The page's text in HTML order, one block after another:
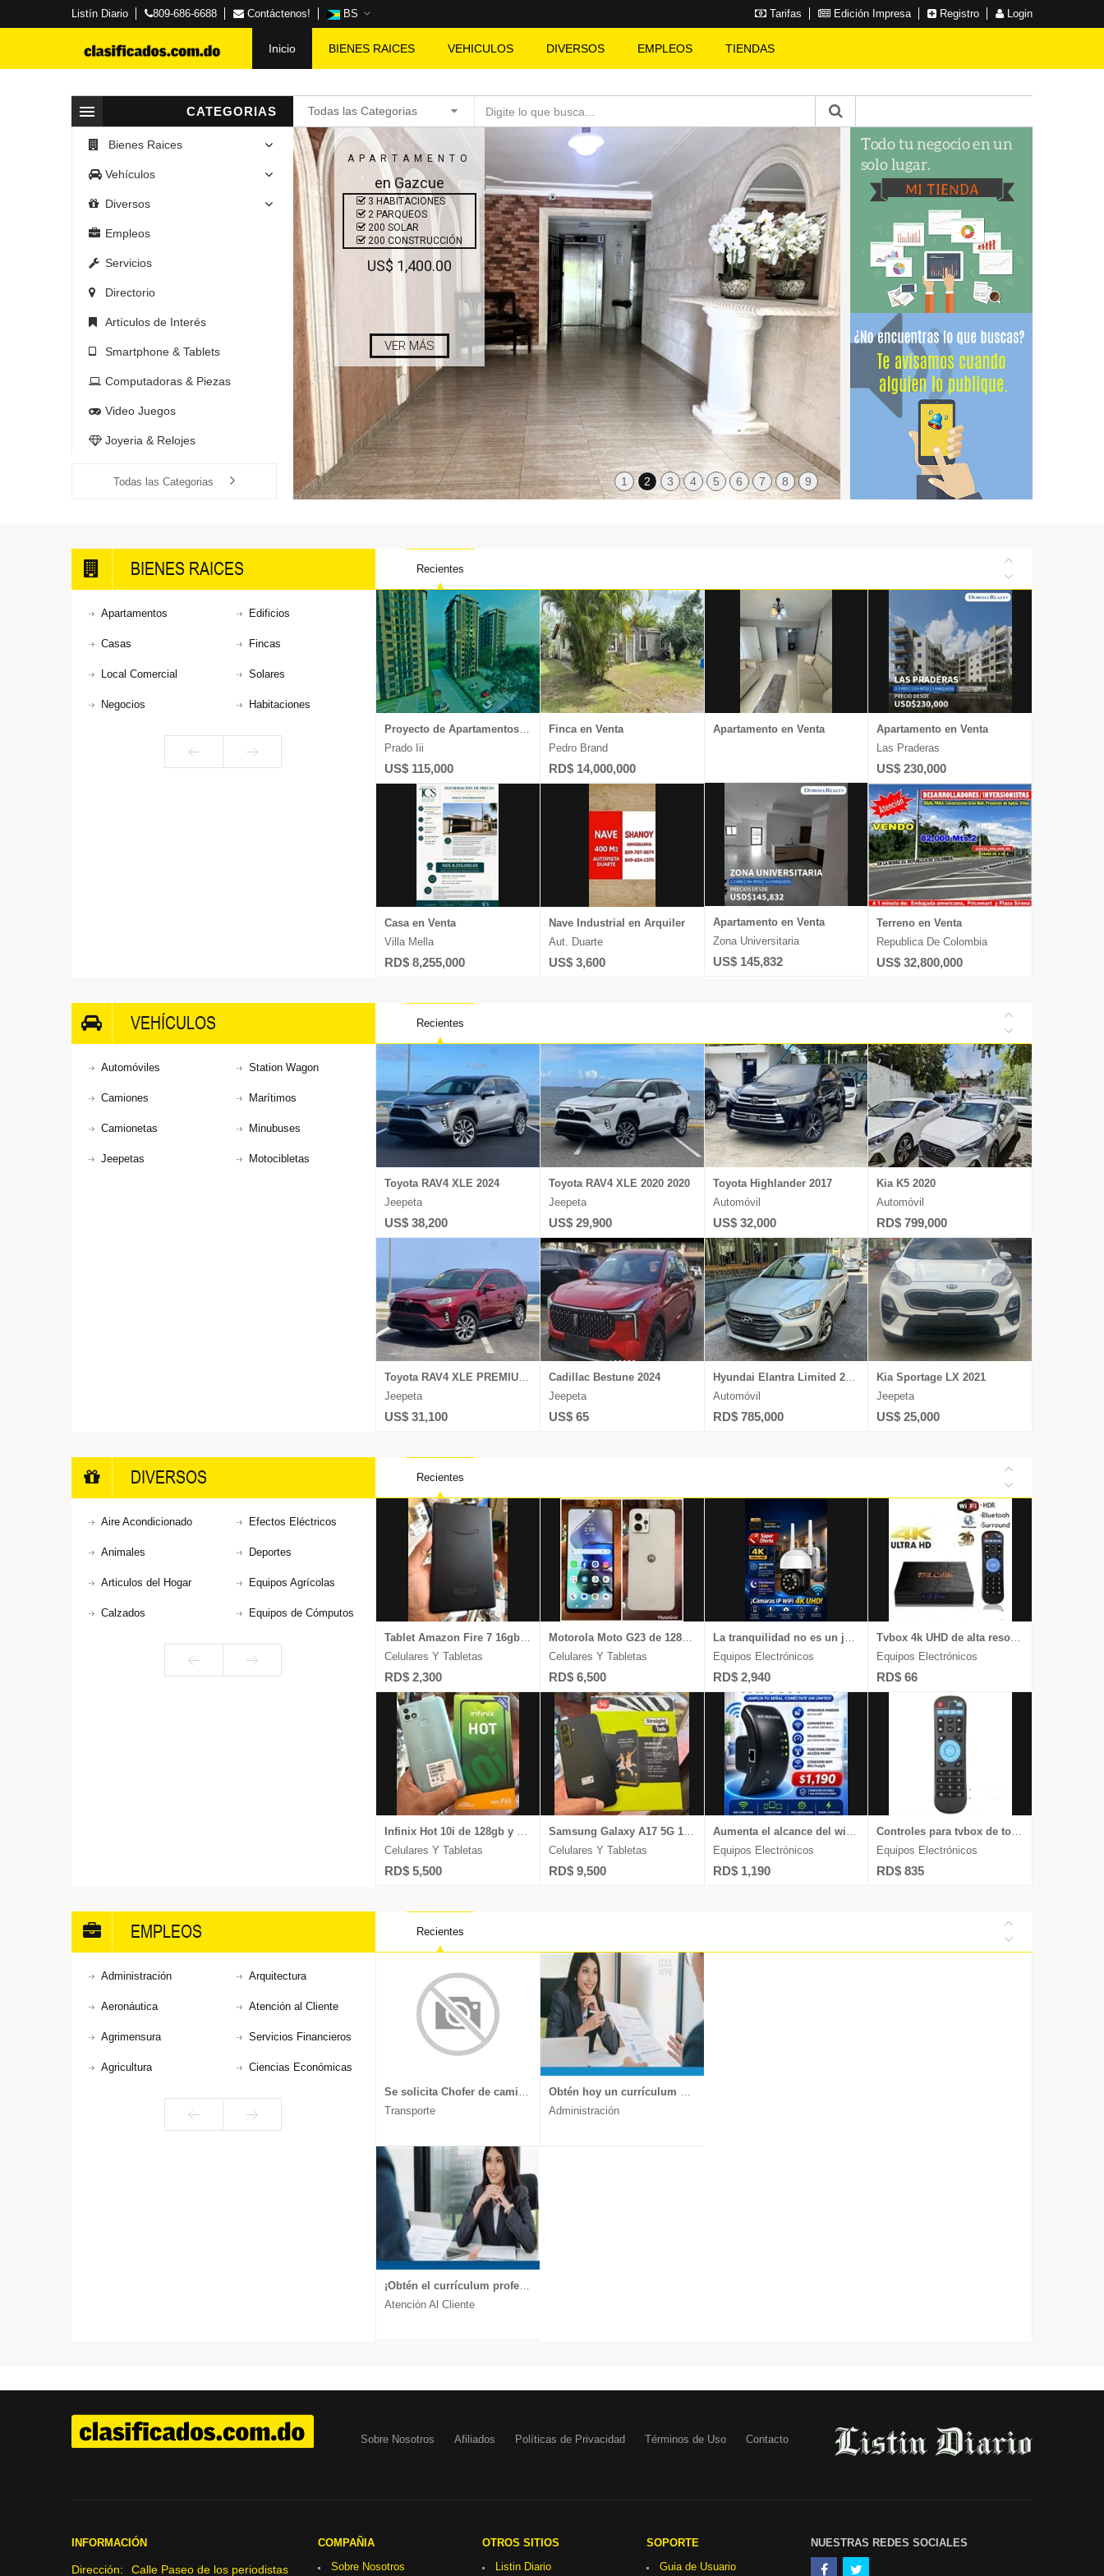
Listín Diario 809-686-6688 Contáctenos! BS Tarifas Edición Impresa Registro Login
Inicio BIENES RAICES VEHICULOS DIVERSOS EMPLEOS TIENDAS
CATEGORIAS Todas las Categorias
Bienes Raices
Vehículos
Diversos
Empleos
Servicios
Directorio
Artículos de Interés
Smartphone & Tablets
Computadoras & Piezas
Video Juegos
Joyeria & Relojes
Todas las Categorias
APARTAMENTO
en Gazcue
3 HABITACIONES
2 PARQUEOS
200 SOLAR
200 CONSTRUCCIÓN
US$ 1,400.00
VER MÁS
en La Luisa Blanca
2 BAÑOS
10 PARQUEOS
9999 SOLAR
800 CONSTRUCCIÓN
RD$ 24,500,000.00
VER MÁS
1 2 3 4 5 6 7 8 9
BIENES RAICES Recientes
Apartamentos
Casas
Local Comercial
Negocios
Edificios
Fincas
Solares
Habitaciones
Local oficina
Nave Industrial
Penthouse
Proyectos
Proyecto de Apartamentos en Venta
Prado Iii
US$ 115,000
Casa en Venta
Villa Mella
RD$ 8,255,000
Finca en Venta
Pedro Brand
RD$ 14,000,000
Nave Industrial en Arquiler
Aut. Duarte
US$ 3,600
Apartamento en Venta
Apartamento en Venta
Zona Universitaria
US$ 145,832
Apartamento en Venta
Las Praderas
US$ 230,000
Terreno en Venta
Republica De Colombia
US$ 32,800,000
VEHÍCULOS Recientes
Automóviles
Camiones
Camionetas
Jeepetas
Station Wagon
Marítimos
Minubuses
Motocibletas
Toyota RAV4 XLE 2024
Jeepeta
US$ 38,200
Toyota RAV4 XLE PREMIUM 2021
Jeepeta
US$ 31,100
Toyota RAV4 XLE 2020 2020
Jeepeta
US$ 29,900
Cadillac Bestune 2024
Jeepeta
US$ 65
Toyota Highlander 2017
Automóvil
US$ 32,000
Hyundai Elantra Limited 2017
Automóvil
RD$ 785,000
Kia K5 2020
Automóvil
RD$ 799,000
Kia Sportage LX 2021
Jeepeta
US$ 25,000
DIVERSOS Recientes
Aire Acondicionado
Animales
Articulos del Hogar
Calzados
Efectos Eléctricos
Deportes
Equipos Agrícolas
Equipos de Cómputos
Equipos Industriales
Equipos Pesados
Escuela de Choferes
Estudios Diversos
Muebles
Legales
Plantas Eláctricas
Video Juegos
Salones de Belleza
Celulares y Tabletas
Ventas Diversas
Joyería y Relojes
Tablet Amazon Fire 7 16gb/2gb ram pantalla de 7 ̈ 1 mes de garantia
Celulares Y Tabletas
RD$ 2,300
Infinix Hot 10i de 128gb y 4gb ram Dual Sim Desbloqueado
Celulares Y Tabletas
RD$ 5,500
Motorola Moto G23 de 128gb y 4gb ram carga 1Mes de Garantia
Celulares Y Tabletas
RD$ 6,500
Samsung Galaxy A17 5G 128gb/4gb ram camara 50mp graba 4k desbloqueado
Celulares Y Tabletas
RD$ 9,500
La tranquilidad no es un juego, chequea nuestras cámaras 4k UHD
Equipos Electrónicos
RD$ 2,940
Aumenta el alcance del wifi dentro de tu casa o negocio, chequea
Equipos Electrónicos
RD$ 1,190
Tvbox 4k UHD de alta resolución aquí, chequea
Equipos Electrónicos
RD$ 66
Controles para tvbox de todas las marcas y televisores Android
Equipos Electrónicos
RD$ 835
EMPLEOS Recientes
Administración
Aeronáutica
Agrimensura
Agricultura
Arquitectura
Atención al Cliente
Servicios Financieros
Ciencias Económicas
Contabilidad
Derecho
Electricidad
Farmacia
Ingeniería
Ingeniería Sistemas
Marketing
Oficios Diversos
Psicología
Telecomunicaciones
Se solicita Chofer de camión, experiencia en transporte de muebles y mercancía delicada, documentos al día, enviar CV a
Transporte
¡Obtén el currículum profesional que te lleva a la entrevista!
Atención Al Cliente
Obtén hoy un currículum vitae moderno y llamativo.
Administración
Sobre Nosotros Afiliados Políticas de Privacidad Términos de Uso Contacto
INFORMACIÓN
Dirección: Calle Paseo de los periodistas
COMPAÑIA
Sobre Nosotros
OTROS SITIOS
Listin Diario
SOPORTE
Guia de Usuario
NUESTRAS REDES SOCIALES